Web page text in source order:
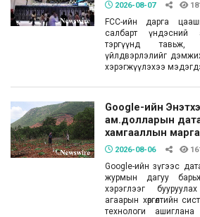
2026-08-07
FCC-ийн дарга
салбарт үндэсний
тэргүүнд тавьж,
үйлдвэрлэлийг
хэрэгжүүлэхээ
Google-ийн
ам.долларын дата
хамгааллын
2026-08-06
Google-ийн зүгээс дата
журмын дагуу барьж
хэрэглээг
агаарын хөргөлтийн
технологи